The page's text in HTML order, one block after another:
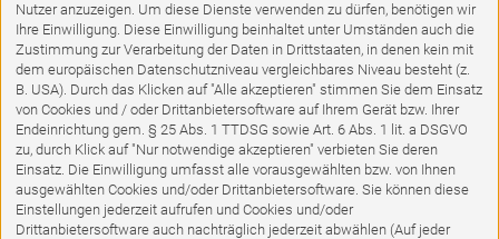
Nutzer anzuzeigen. Um diese Dienste verwenden zu dürfen, benötigen wir
Ihre Einwilligung. Diese Einwilligung beinhaltet unter Umständen auch die
Zustimmung zur Verarbeitung der Daten in Drittstaaten, in denen kein mit
dem europäischen Datenschutzniveau vergleichbares Niveau besteht (z.
B. USA). Durch das Klicken auf "Alle akzeptieren" stimmen Sie dem Einsatz
von Cookies und / oder Drittanbietersoftware auf Ihrem Gerät bzw. Ihrer
Endeinrichtung gem. § 25 Abs. 1 TTDSG sowie Art. 6 Abs. 1 lit. a DSGVO
zu, durch Klick auf "Nur notwendige akzeptieren" verbieten Sie deren
Einsatz. Die Einwilligung umfasst alle vorausgewählten bzw. von Ihnen
ausgewählten Cookies und/oder Drittanbietersoftware. Sie können diese
Einstellungen jederzeit aufrufen und Cookies und/oder
Drittanbietersoftware auch nachträglich jederzeit abwählen (Auf jeder